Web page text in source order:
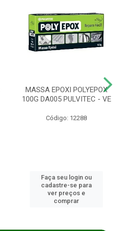
MASSA EPOXI POLYEPOX
100G DA005 PULVITEC - VE
Código: 12288
Faça seu login ou
cadastre-se para
ver preços e
comprar